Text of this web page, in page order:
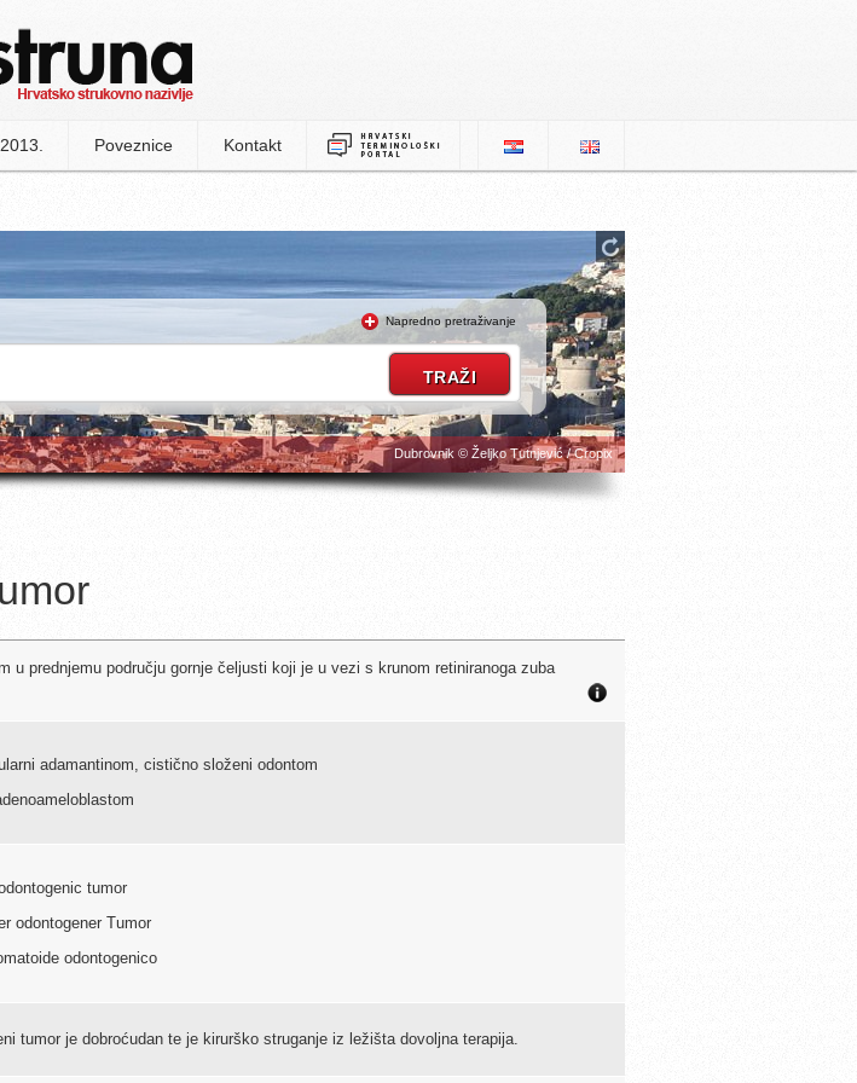
Poveznice Kontakt
Napredno pretraživanje
Dubrovnik © Željko Tutnjević / Cropix
u prednjemu području gornje čeljusti koji je u vezi s krunom retiniranoga zuba
adamantinom, cistično složeni odontom
tumor
odontogener Tumor
odontogenico
tumor je dobroćudan te je kirurško struganje iz ležišta dovoljna terapija.